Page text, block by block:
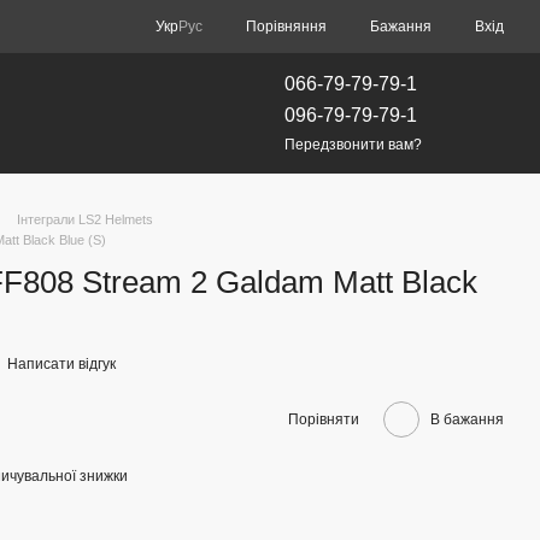
УкрРус Порівняння Бажання Вхід
066-79-79-79-1
096-79-79-79-1
Передзвонити вам?
Інтеграли LS2 Helmets
Black Blue (S)
Stream 2 Galdam Matt Black
Написати відгук
Порівняти В бажання
знижки